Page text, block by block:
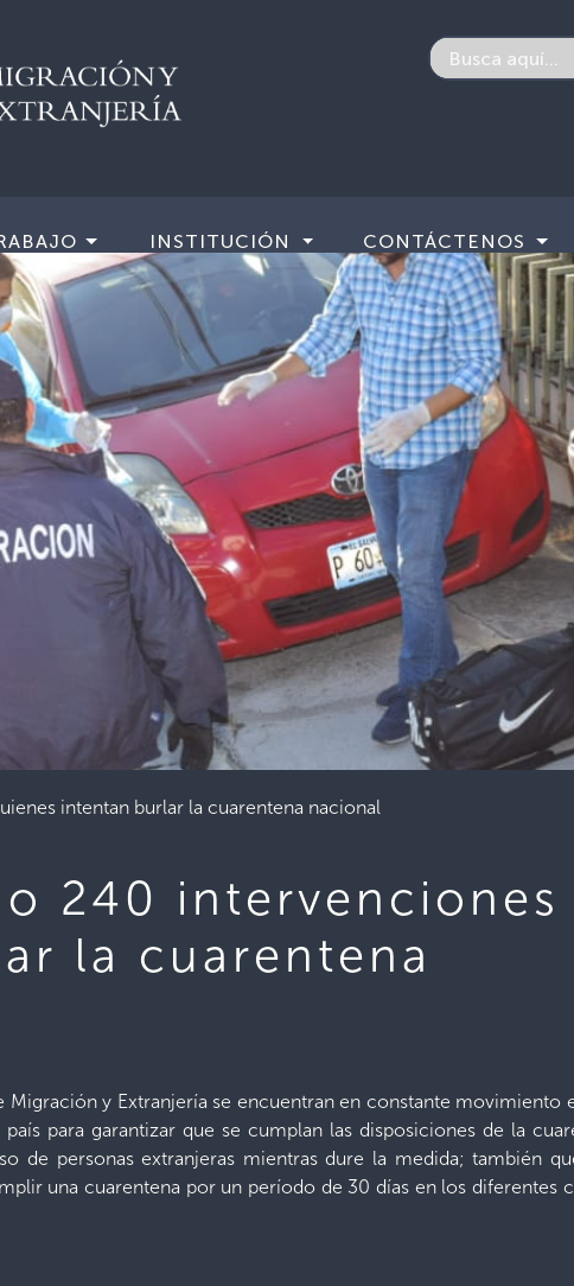
INSTITUCIÓN CONTÁCTENOS
intentan burlar la cuarentena nacional
240 intervenciones
la cuarentena
y Extranjería se encuentran en constante movimiento
para garantizar que se cumplan las disposiciones de la
de personas extranjeras mientras dure la medida; también
una cuarentena por un período de 30 días en los diferentes